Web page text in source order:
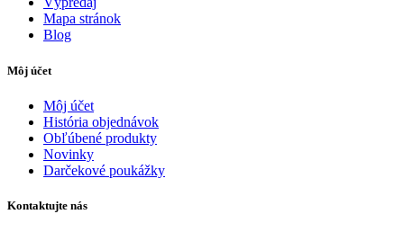
Mapa stránok
Blog
Môj účet
Môj účet
História objednávok
Obľúbené produkty
Novinky
Darčekové poukážky
Kontaktujte nás